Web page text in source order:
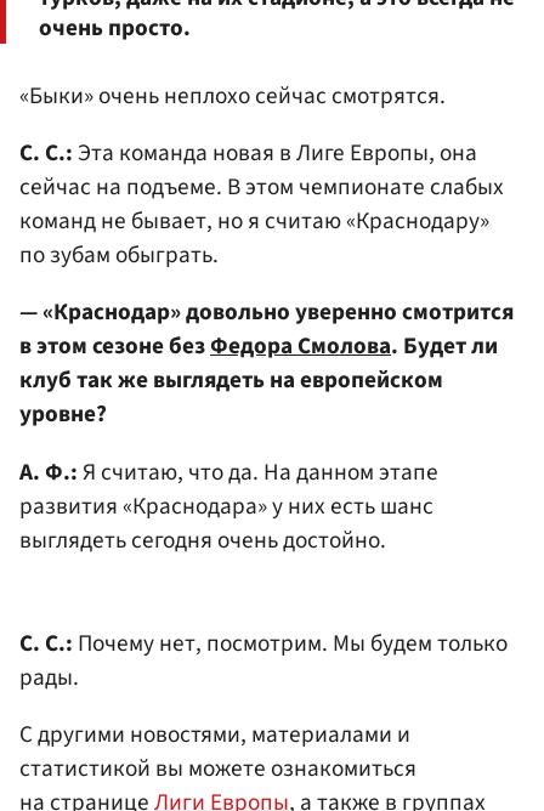
очень просто.
«Быки» очень неплохо сейчас смотрятся.
С. С.:Эта команда новая в Лиге Европы, она
сейчас на подъеме. В этом чемпионате слабых
команд не бывает, но я считаю «Краснодару»
по зубам обыграть.
— «Краснодар» довольно уверенно смотрится
в этом сезоне безФедора Смолова. Будет ли
клуб так же выглядеть на европейском
уровне?
А. Ф.:Я считаю, что да. На данном этапе
развития «Краснодара» у них есть шанс
выглядеть сегодня очень достойно.
С. С.: Почему нет, посмотрим. Мы будем только
рады.
С другими новостями, материалами и
статистикой вы можете ознакомиться
на страницеЛиги Европы, а также в группах